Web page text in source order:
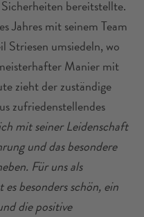
bereitstellte.
Jahres mit seinem Team
Striesen umsiedeln, wo
Manier mit
zieht der zuständige
zufriedenstellendes
mit seiner Leidenschaft
und das besondere
Für uns als
besonders schön, ein
die positive